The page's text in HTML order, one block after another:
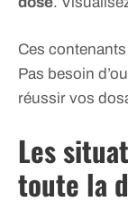
Ces
Pas besoin
réussir vos
Les
toute la